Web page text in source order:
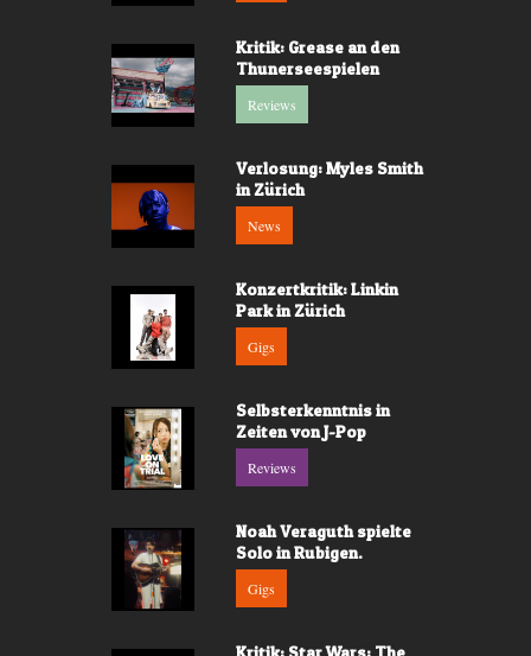
Kritik: Grease an den
Thunerseespielen
Reviews
Verlosung: Myles Smith
in Zürich
News
Konzertkritik: Linkin
Park in Zürich
Gigs
Selbsterkenntnis in
Zeiten von J-Pop
Reviews
Noah Veraguth spielte
Solo in Rubigen.
Gigs
Kritik: Star Wars: The